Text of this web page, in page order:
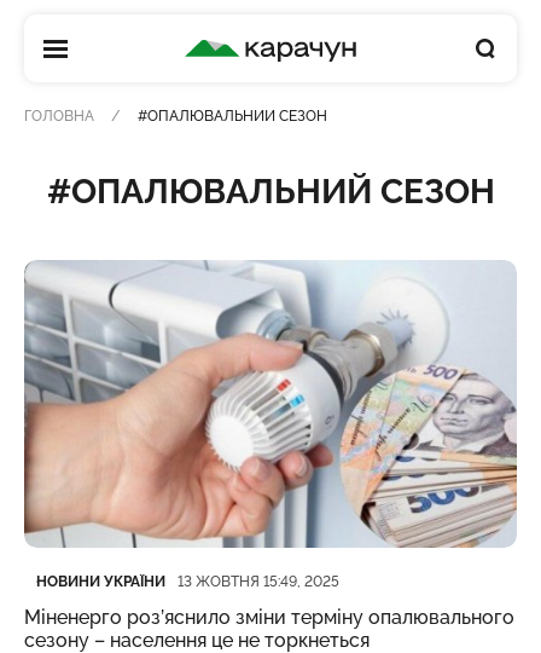
КАРАЧУН
ГОЛОВНА #ОПАЛЮВАЛЬНИЙ СЕЗОН
#ОПАЛЮВАЛЬНИЙ СЕЗОН
Категорія
НОВИНИ УКРАЇНИ
Дата публікації 13 ЖОВТНЯ 15:49, 2025
Міненерго роз’яснило зміни терміну опалювального
сезону – населення це не торкнеться